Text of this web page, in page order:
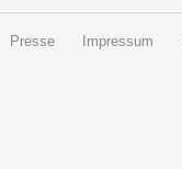
Presse Impressum